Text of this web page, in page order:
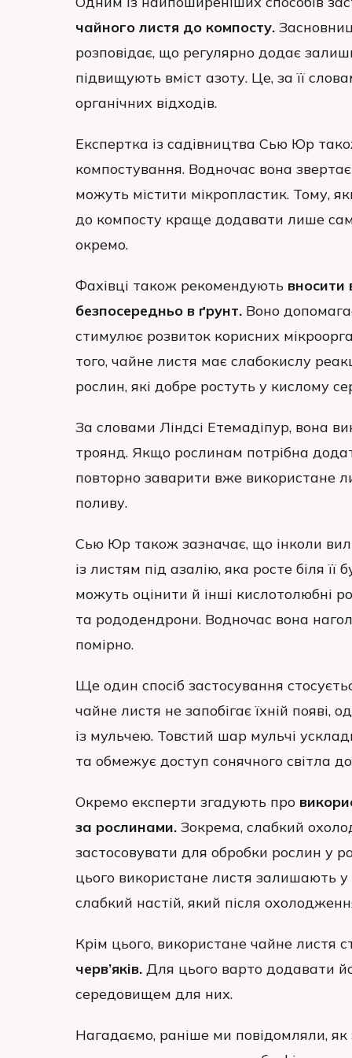
чайного листя до компосту.
розповідає, що регулярно додає
підвищують вміст азоту. Це, за її
органічних відходів.
Експертка із садівництва Сью Юр
компостування. Водночас вона
можуть містити мікропластик. Тому,
до компосту краще додавати лише
окремо.
Фахівці також рекомендують вносити
безпосередньо в ґрунт. Воно
стимулює розвиток корисних
того, чайне листя має слабокислу
рослин, які добре ростуть у кислому
За словами Ліндсі Етемадіпур, вона
троянд. Якщо рослинам потрібна
повторно заварити вже використане
поливу.
Сью Юр також зазначає, що інколи
із листям під азалію, яка росте біля
можуть оцінити й інші кислотолюбні
та рододендрони. Водночас вона
помірно.
Ще один спосіб застосування
чайне листя не запобігає їхній
із мульчею. Товстий шар мульчі
та обмежує доступ сонячного світла
Окремо експерти згадують про
за рослинами. Зокрема, слабкий
застосовувати для обробки рослин у
цього використане листя залишають
слабкий настій, який після
Крім цього, використане чайне листя
черв’яків. Для цього варто додавати
середовищем для них.
Нагадаємо, раніше ми повідомляли,